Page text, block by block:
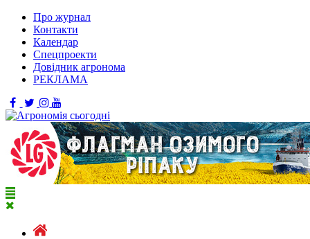
Про журнал
Контакти
Календар
Спецпроекти
Довідник агронома
РЕКЛАМА